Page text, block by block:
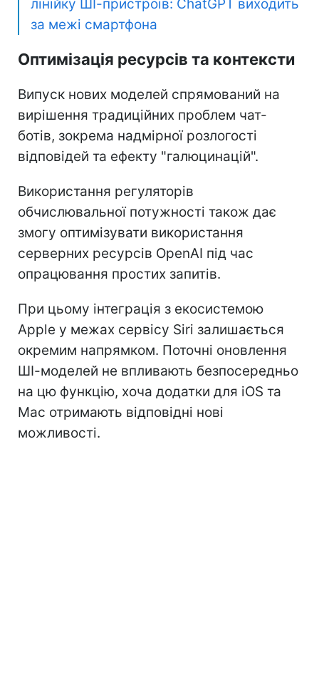
лінійку ШІ-пристроїв: ChatGPT виходить
за межі смартфона
Оптимізація ресурсів та контексти
Випуск нових моделей спрямований на
вирішення традиційних проблем чат-
ботів, зокрема надмірної розлогості
відповідей та ефекту "галюцинацій".
Використання регуляторів
обчислювальної потужності також дає
змогу оптимізувати використання
серверних ресурсів OpenAI під час
опрацювання простих запитів.
При цьому інтеграція з екосистемою
Apple у межах сервісу Siri залишається
окремим напрямком. Поточні оновлення
ШІ-моделей не впливають безпосередньо
на цю функцію, хоча додатки для iOS та
Mac отримають відповідні нові
можливості.